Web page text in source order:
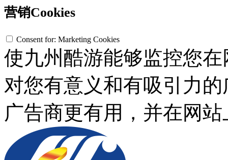
营销Cookies
Consent for: Marketing Cookies
使九州酷游能够监控您
对您有意义和有吸引力的
广告商更有用，并在